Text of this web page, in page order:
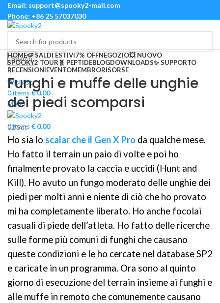
Email: support@spooky2-mall.com
Phone: +86 25 57037030
Search
Wishlist
0items €0.00
Menu
0items € 0.00
HOME🍉 SALDI ESTIVI7% OFFNEGOZIO💥 NUOVO
SPOOKY2 TOUR 🧬 PEPTIDEBLOGDOWNLOADS✨ SUPPORTO
RECENSIONIEVENTOMEMBRORISORSE
Funghi e muffe delle unghie
dei piedi scomparsi
02Set
Ho sia lo scalar che il Gen X Pro da qualche mese.
Ho fatto il terrain un paio di volte e poi ho
finalmente provato la caccia e uccidi (Hunt and
Kill). Ho avuto un fungo moderato delle unghie dei
piedi per molti anni e niente di ciò che ho provato
mi ha completamente liberato. Ho anche focolai
casuali di piede dell’atleta. Ho fatto delle ricerche
sulle forme più comuni di funghi che causano
queste condizioni e le ho cercate nel database SP2
e caricate in un programma. Ora sono al quinto
giorno di esecuzione del terrain insieme ai funghi e
alle muffe in remoto che comunemente causano